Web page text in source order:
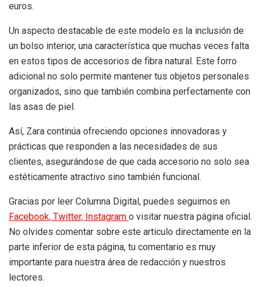
euros.
Un aspecto destacable de este modelo es la inclusión de
un bolso interior, una característica que muchas veces falta
en estos tipos de accesorios de fibra natural. Este forro
adicional no solo permite mantener tus objetos personales
organizados, sino que también combina perfectamente con
las asas de piel.
Así, Zara continúa ofreciendo opciones innovadoras y
prácticas que responden a las necesidades de sus
clientes, asegurándose de que cada accesorio no solo sea
estéticamente atractivo sino también funcional.
Gracias por leer Columna Digital, puedes seguirnos en
Facebook, Twitter, Instagram o visitar nuestra página oficial.
No olvides comentar sobre este articulo directamente en la
parte inferior de esta página, tu comentario es muy
importante para nuestra área de redacción y nuestros
lectores.